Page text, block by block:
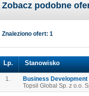
Zobacz podobne
Znaleziono ofert: 1
Lp. Stanowisko
1.
Business
Topsil Global Sp. z o.o.